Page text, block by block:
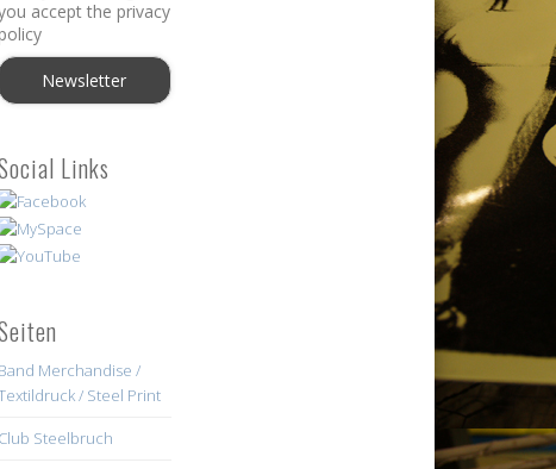
accept the privacy
policy
Links
Band Merchandise /
/ Steel Print
Club Steelbruch